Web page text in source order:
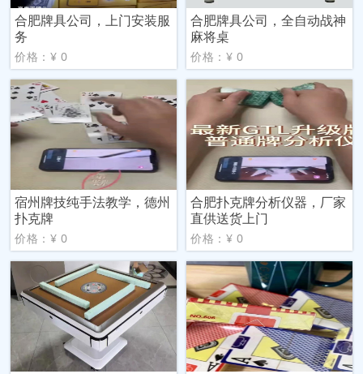
合肥牌具公司，上门安装服
务
价格：¥ 0
合肥牌具公司，全自动战神
麻将桌
价格：¥ 0
宿州牌技纯手法教学，德州
扑克牌
价格：¥ 0
合肥扑克牌分析仪器，厂家
直供送货上门
价格：¥ 0